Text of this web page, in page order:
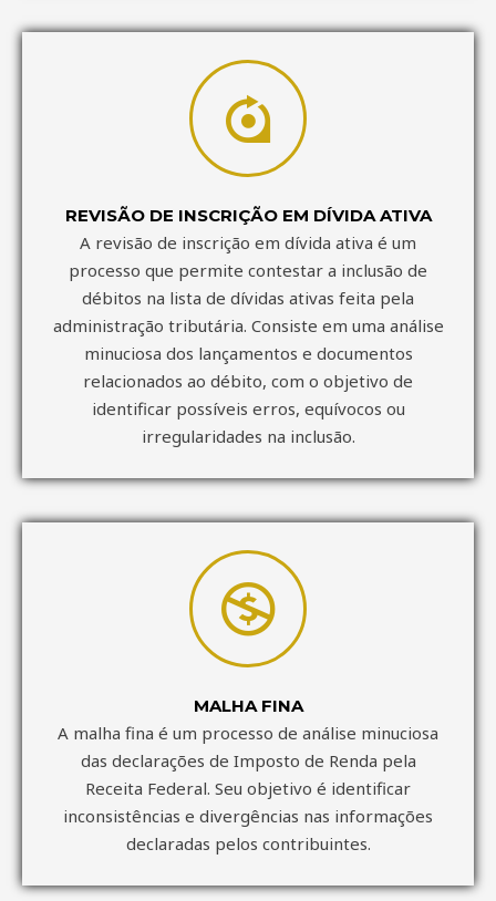
REVISÃO DE INSCRIÇÃO EM DÍVIDA ATIVA
A revisão de inscrição em dívida ativa é um
processo que permite contestar a inclusão de
débitos na lista de dívidas ativas feita pela
administração tributária. Consiste em uma análise
minuciosa dos lançamentos e documentos
relacionados ao débito, com o objetivo de
identificar possíveis erros, equívocos ou
irregularidades na inclusão.
MALHA FINA
A malha fina é um processo de análise minuciosa
das declarações de Imposto de Renda pela
Receita Federal. Seu objetivo é identificar
inconsistências e divergências nas informações
declaradas pelos contribuintes.